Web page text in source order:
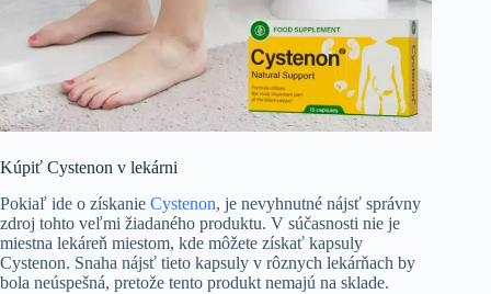
Kúpiť Cystenon v lekárni
Pokiaľ ide o získanie Cystenon, je nevyhnutné nájsť správny
zdroj tohto veľmi žiadaného produktu. V súčasnosti nie je
miestna lekáreň miestom, kde môžete získať kapsuly
Cystenon. Snaha nájsť tieto kapsuly v rôznych lekárňach by
bola neúspešná, pretože tento produkt nemajú na sklade.